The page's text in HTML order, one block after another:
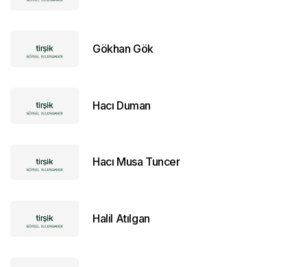
Gökhan Gök
Hacı Duman
Hacı Musa Tuncer
Halil Atılgan